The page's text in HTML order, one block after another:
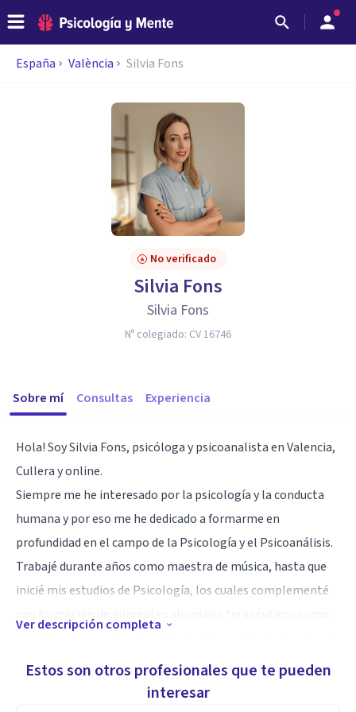
España València Silvia Fons
No verificado
Silvia Fons
Silvia Fons
Nº colegiado: CV 16746
Sobre mí Consultas Experiencia
Hola! Soy Silvia Fons, psicóloga y psicoanalista en Valencia,
Cullera y online.
Siempre me he interesado por la psicología y la conducta
humana y por eso me he dedicado a formarme en
profundidad en el campo de la Psicología y el Psicoanálisis.
Trabajé durante años como maestra de música, hasta que
inicié mis estudios de Psicología, los cuales complementé
Terapia Psicoanalítica.
Ahora que me dedico de lleno a ser psicóloga y puedo decir
Ver descripción completa
Estos son otros profesionales que te pueden
interesar